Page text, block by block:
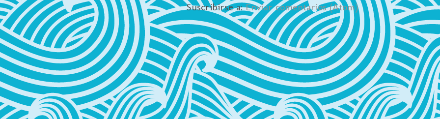
Suscribirse a:Enviar comentarios (Atom)